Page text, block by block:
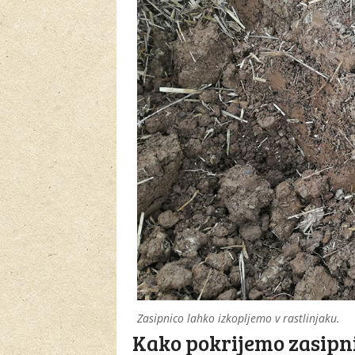
Zasipnico lahko izkopljemo v rastlinjaku.
Kako pokrijemo